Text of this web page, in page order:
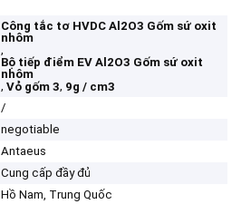
Công tắc tơ HVDC Al2O3 Gốm sứ oxit
nhôm
,
Bộ tiếp điểm EV Al2O3 Gốm sứ oxit
nhôm
,Vỏ gốm 3, 9g / cm3
/
negotiable
Antaeus
Cung cấp đầy đủ
Hồ Nam, Trung Quốc